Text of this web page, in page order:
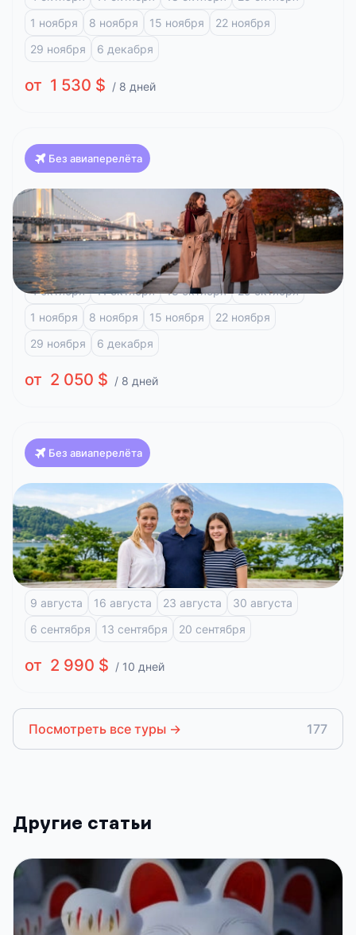
1 ноября
8 ноября 15 ноября
22 ноября
29 ноября
6 декабря
от 1 530 $ / 8 дней
Без авиаперелёта
Япония
Классика Японии, Клёны (Токио-Осака)
Токио Фудзи-Кавагучико Киото Арасияма
4 октября 11 октября 18 октября
25 октября
1 ноября
8 ноября 15 ноября
22 ноября
29 ноября
6 декабря
от 2 050 $ / 8 дней
Без авиаперелёта
Япония
Красоты Японии и отдых на побережье (Токио-
Токио)
Токио Фудзи-Кавагучико Атами Киото Хиросима
9 августа 16 августа 23 августа
30 августа
6 сентября
13 сентября 20 сентября
от 2 990 $ / 10 дней
Посмотреть все туры → 177
Другие статьи